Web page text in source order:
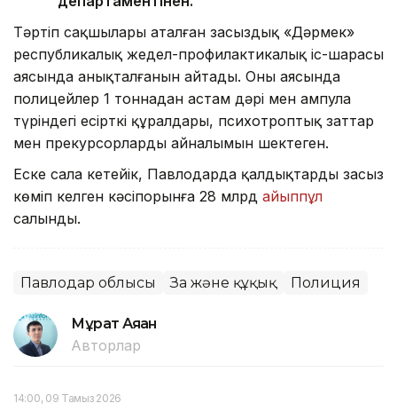
Тәртіп сақшылары аталған заңсыздық «Дәрмек»
республикалық жедел-профилактикалық іс-шарасы
аясында анықталғанын айтады. Оның аясында
полицейлер 1 тоннадан астам дәрі мен ампула
түріндегі есірткі құралдары, психотроптық заттар
мен прекурсорлардың айналымын шектеген.
Еске сала кетейік, Павлодарда қалдықтарды заңсыз
көміп келген кәсіпорынға 28 млрд айыппұл
салынды.
Павлодар облысы Заң және құқық Полиция
Мұрат Аяған
Авторлар
14:00, 09 Тамыз 2026